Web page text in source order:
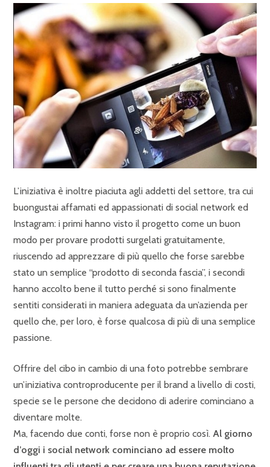
L’iniziativa è inoltre piaciuta agli addetti del settore, tra cui
buongustai affamati ed appassionati di social network ed
Instagram: i primi hanno visto il progetto come un buon
modo per provare prodotti surgelati gratuitamente,
riuscendo ad apprezzare di più quello che forse sarebbe
stato un semplice “prodotto di seconda fascia”, i secondi
hanno accolto bene il tutto perché si sono finalmente
sentiti considerati in maniera adeguata da un’azienda per
quello che, per loro, è forse qualcosa di più di una semplice
passione.
Offrire del cibo in cambio di una foto potrebbe sembrare
un’iniziativa controproducente per il brand a livello di costi,
specie se le persone che decidono di aderire cominciano a
diventare molte.
Ma, facendo due conti, forse non è proprio così. Al giorno
d’oggi i social network cominciano ad essere molto